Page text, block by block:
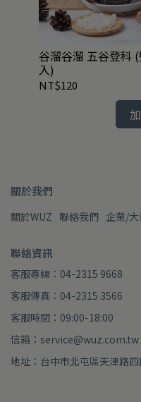
谷溜谷溜 五谷登科
入)
NT$120
關於我們
關於WUZ 聯絡我們 企業/
聯絡資訊
客服專線：04-2315 9668
客服傳真：04-2315 3566
客服時間：09:00-18:00
信箱：service@wuz.com.tw
地址：台中市北屯區天津路